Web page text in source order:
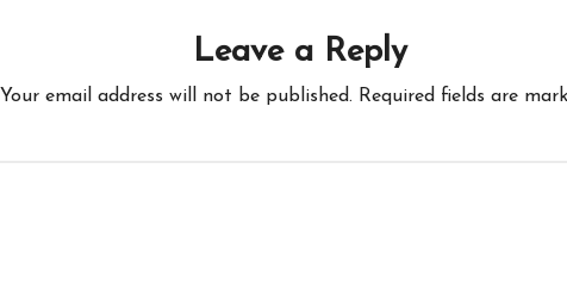
Leave a Reply
Your email address will not be published. Required fields are